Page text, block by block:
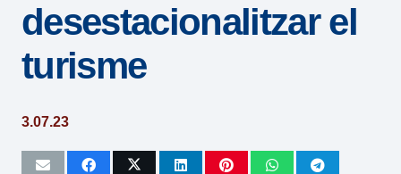
desestacionalitzar el
turisme
3.07.23